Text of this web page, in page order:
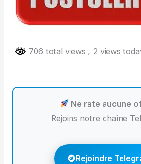
706 total views , 2 views
Ne rate aucune
Rejoins notre chaîne
Rejoindre